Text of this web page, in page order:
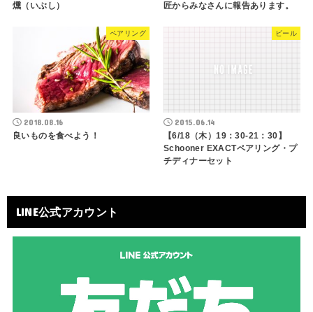
燻（いぶし） 匠からみなさんに報告あります。
ペアリング
2018.08.16
良いものを食べよう！
ビール
2015.06.14
【6/18（木）19：30-21：30】
Schooner EXACTペアリング・プ
チディナーセット
LINE公式アカウント